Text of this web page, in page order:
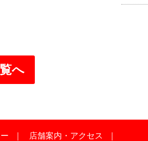
へ
店舗案内・アクセス